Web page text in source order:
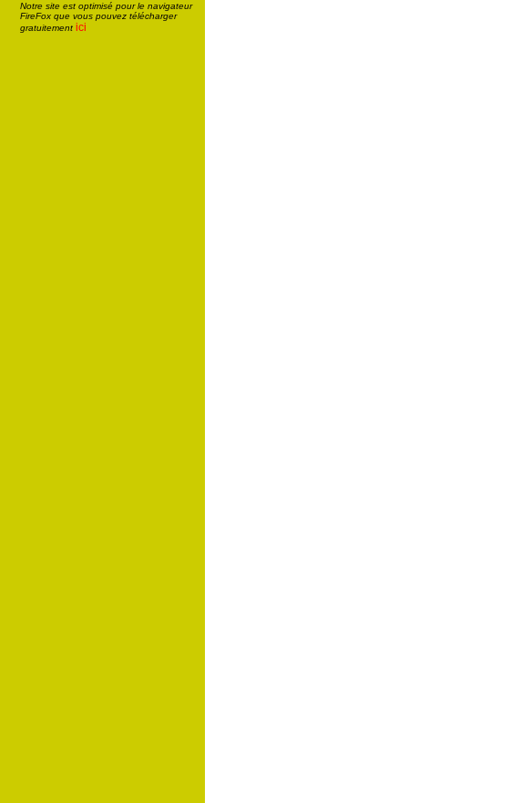
Notre site est optimisé pour le navigateur
FireFox que vous pouvez télécharger
gratuitement ici